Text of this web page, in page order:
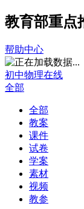
教育部重点
帮助中心
初中物理在线
全部
全部
教案
课件
试卷
学案
素材
视频
教参